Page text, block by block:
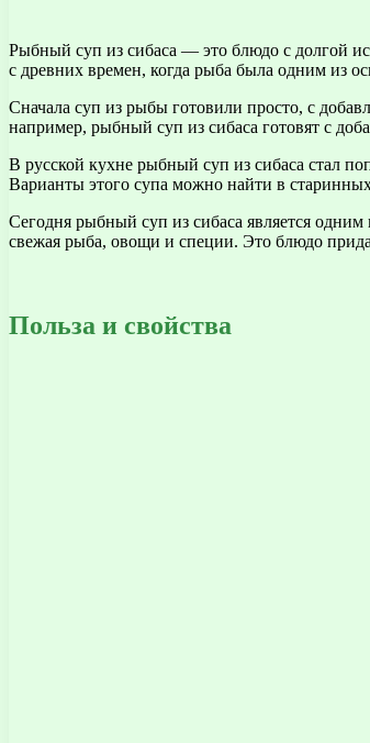
Рыбный суп из сибаса — это блюдо с долгой
с древних времен, когда рыба была одним из
Сначала суп из рыбы готовили просто, с
например, рыбный суп из сибаса готовят с
В русской кухне рыбный суп из сибаса стал
Варианты этого супа можно найти в
Сегодня рыбный суп из сибаса является
свежая рыба, овощи и специи. Это блюдо
Польза и свойства